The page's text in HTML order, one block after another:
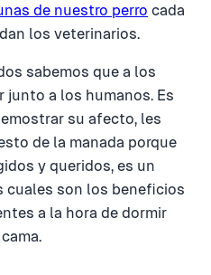
de nuestro perro cada
los veterinarios.
sabemos que a los
junto a los humanos. Es
su afecto, les
de la manada porque
y queridos, es un
cuales son los beneficios
a la hora de dormir